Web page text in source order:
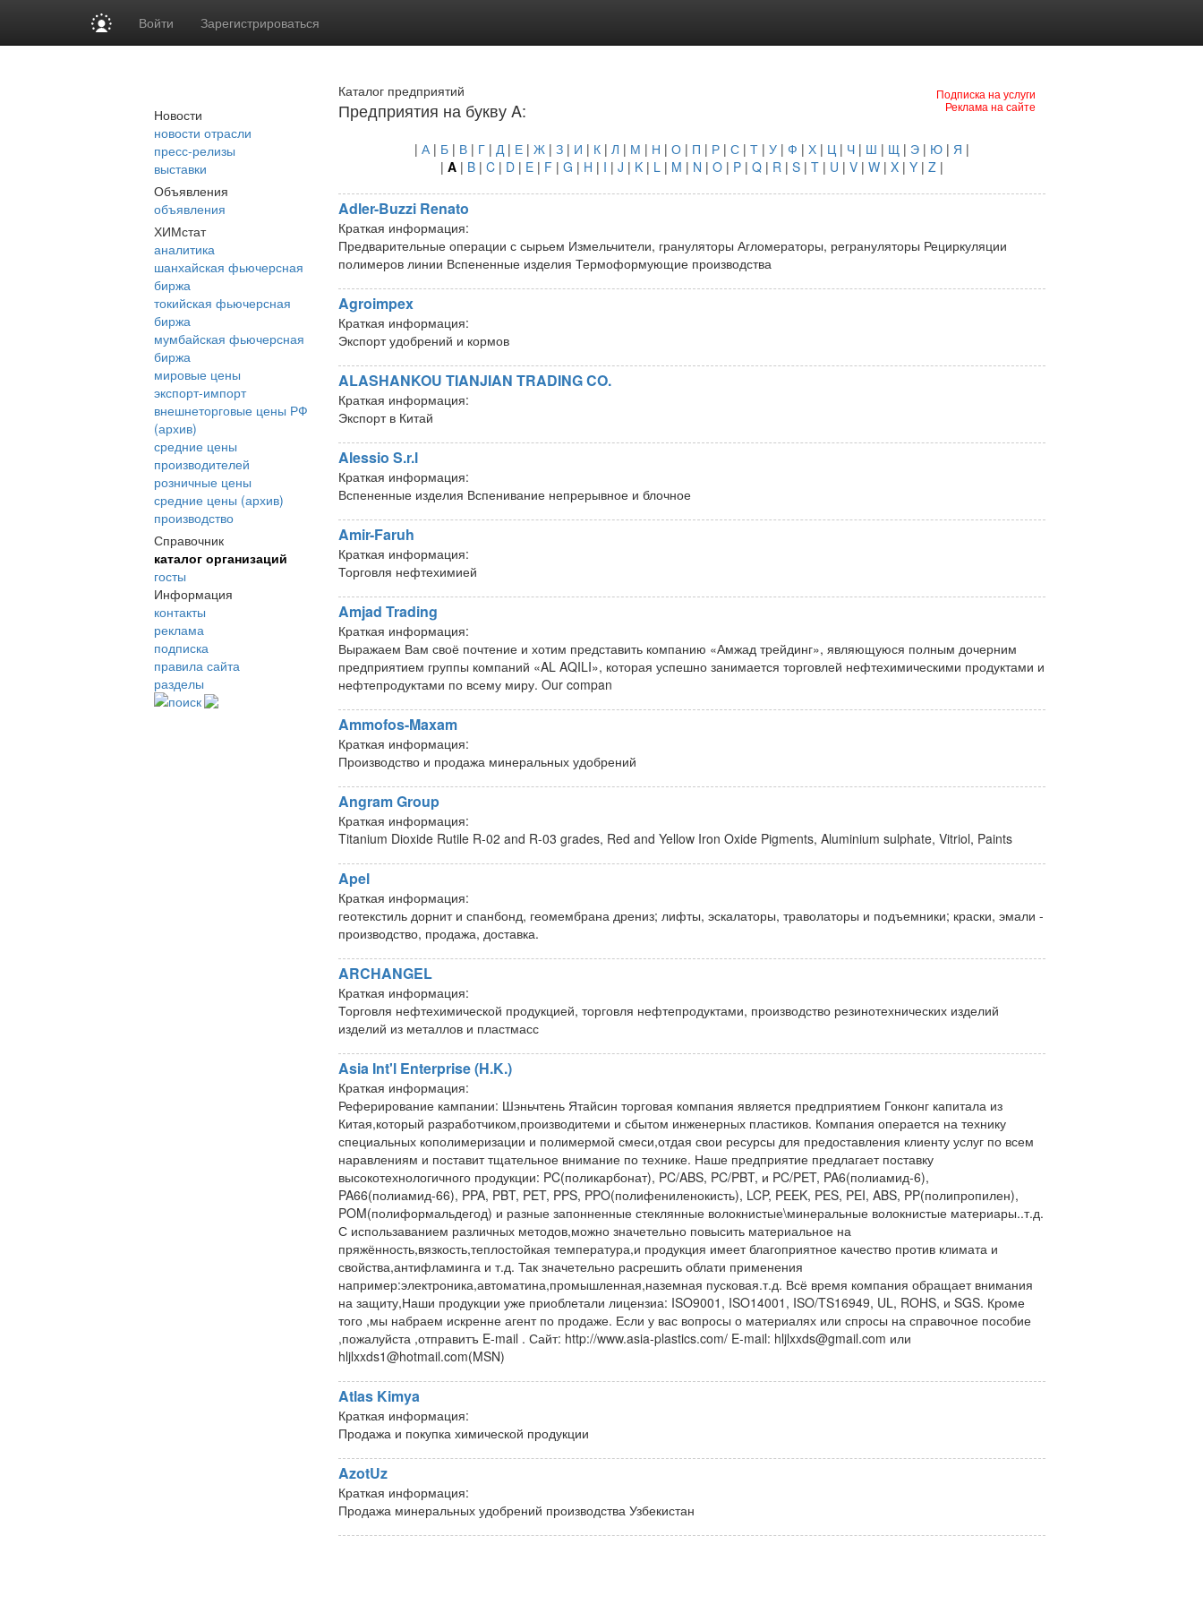
Войти Зарегистрироваться
Новости
новости отрасли
пресс-релизы
выставки
Объявления
объявления
ХИМстат
аналитика
шанхайская фьючерсная
биржа
токийская фьючерсная
биржа
мумбайская фьючерсная
биржа
мировые цены
экспорт-импорт
внешнеторговые цены РФ
(архив)
средние цены
производителей
розничные цены
средние цены (архив)
производство
Справочник
каталог организаций
госты
Информация
контакты
реклама
подписка
правила сайта
разделы
поиск
Подписка на услуги
Реклама на сайте
Каталог предприятий
Предприятия на букву A:
| А| Б | В | Г | Д| Е | Ж | З | И | К | Л | М | Н | О | П | Р | С | Т | У | Ф | Х | Ц | Ч | Ш | Щ | Э | Ю | Я |
| A | B | C | D | E | F | G | H | I | J | K | L | M | N | O | P | Q | R | S | T | U | V | W | X | Y | Z |
Adler-Buzzi Renato
Краткая информация:
Предварительные операции с сырьем Измельчители, грануляторы Агломераторы, регрануляторы Рециркуляции
полимеров линии Вспененные изделия Термоформующие производства
Agroimpex
Краткая информация:
Экспорт удобрений и кормов
ALASHANKOU TIANJIAN TRADING CO.
Краткая информация:
Экспорт в Китай
Alessio S.r.l
Краткая информация:
Вспененные изделия Вспенивание непрерывное и блочное
Amir-Faruh
Краткая информация:
Торговля нефтехимией
Amjad Trading
Краткая информация:
Выражаем Вам своё почтение и хотим представить компанию «Амжад трейдинг», являющуюся полным дочерним
предприятием группы компаний «AL AQILI», которая успешно занимается торговлей нефтехимическими продуктами и
нефтепродуктами по всему миру. Our compan
Ammofos-Maxam
Краткая информация:
Производство и продажа минеральных удобрений
Angram Group
Краткая информация:
Titanium Dioxide Rutile R-02 and R-03 grades, Red and Yellow Iron Oxide Pigments, Aluminium sulphate, Vitriol, Paints
Apel
Краткая информация:
геотекстиль дорнит и спанбонд, геомембрана дрениз; лифты, эскалаторы, траволаторы и подъемники; краски, эмали -
производство, продажа, доставка.
ARCHANGEL
Краткая информация:
Торговля нефтехимической продукцией, торговля нефтепродуктами, производство резинотехнических изделий
изделий из металлов и пластмасс
Asia Int'l Enterprise (H.K.)
Краткая информация:
Реферирование кампании: Шэньчтень Ятайсин торговая компания является предприятием Гонконг капитала из
Китая,который разработчиком,производитеми и сбытом инженерных пластиков. Компания операется на технику
специальных кополимеризации и полимермой смеси,отдая свои ресурсы для предоставления клиенту услуг по всем
наравлениям и поставит тщательное внимание по технике. Наше предприятие предлагает поставку
высокотехнологичного продукции: PC(поликарбонат), PC/ABS, PC/PBT, и PC/PET, PA6(полиамид-6),
PA66(полиамид-66), PPA, PBT, PET, PPS, PPO(полифениленокисть), LCP, PEEK, PES, PEI, ABS, PP(полипропилен),
POM(полиформальдегод) и разные запонненные стеклянные волокнистые\минеральные волокнистые материары..т.д.
С использаванием различных методов,можно значетельно повысить материальное на
пряжённость,вязкость,теплостойкая температура,и продукция имеет благоприятное качество против климата и
свойства,антифламинга и т.д. Так значетельно расрешить облати применения
например:электроника,автоматина,промышленная,наземная пусковая.т.д. Всё время компания обращает внимания
на защиту,Наши продукции уже приоблетали лицензиа: ISO9001, ISO14001, ISO/TS16949, UL, ROHS, и SGS. Кроме
того ,мы набраем искренне агент по продаже. Если у вас вопросы о материалях или спросы на справочное пособие
,пожалуйста ,отправитъ E-mail . Сайт: http://www.asia-plastics.com/ E-mail: hljlxxds@gmail.com или
hljlxxds1@hotmail.com(MSN)
Atlas Kimya
Краткая информация:
Продажа и покупка химической продукции
AzotUz
Краткая информация:
Продажа минеральных удобрений производства Узбекистан